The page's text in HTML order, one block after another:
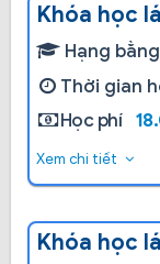
Khóa học
Hạng
Thời gian
Học phí
Xem chi tiết
Khóa học